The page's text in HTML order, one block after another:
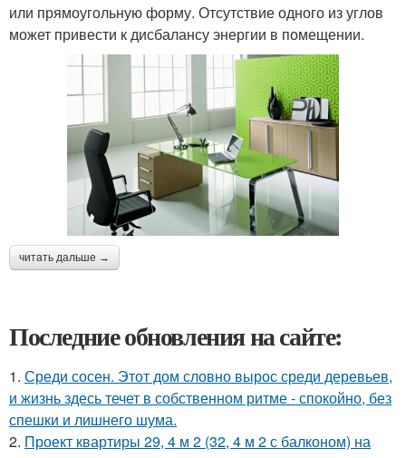
или прямоугольную форму. Отсутствие одного из углов
может привести к дисбалансу энергии в помещении.
читать дальше →
Последние обновления на сайте:
1. Среди сосен. Этот дом словно вырос среди деревьев,
и жизнь здесь течет в собственном ритме - спокойно, без
спешки и лишнего шума.
2. Проект квартиры 29, 4 м 2 (32, 4 м 2 с балконом) на